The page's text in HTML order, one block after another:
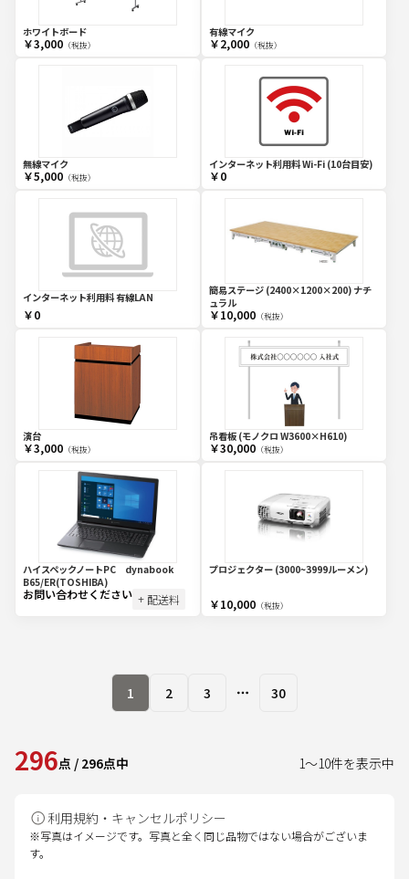
ホワイトボード
￥3,000（税抜）
有線マイク
￥2,000（税抜）
無線マイク
￥5,000（税抜）
インターネット利用料 Wi-Fi (10台目安)
￥0
インターネット利用料 有線LAN
￥0
簡易ステージ (2400×1200×200) ナチ
ュラル
￥10,000（税抜）
演台
￥3,000（税抜）
吊看板 (モノクロ W3600×H610)
￥30,000（税抜）
ハイスペックノートPC dynabook
B65/ER(TOSHIBA)
お問い合わせください + 配送料
プロジェクター (3000~3999ルーメン)
￥10,000（税抜）
1 2 3 More pages
30
296点 / 296点中 1～10件を表示中
利用規約・キャンセルポリシー
※写真はイメージです。写真と全く同じ品物ではない場合がございま
す。